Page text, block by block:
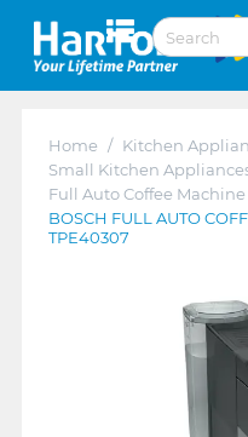
Home / Kitchen
Small Kitchen
Full Auto Coffee Machine
BOSCH FULL AUTO
TPE40307